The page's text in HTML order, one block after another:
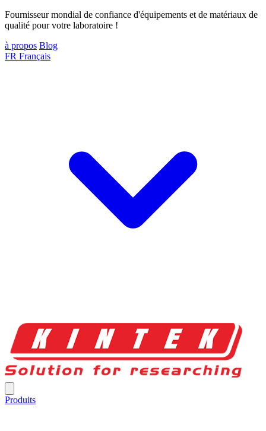
Fournisseur mondial de confiance d'équipements et de matériaux de
qualité pour votre laboratoire !
à propos Blog
FR Français
Produits